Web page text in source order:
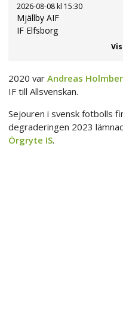
2026-08-08 kl 15:30
Mjällby AIF
IF Elfsborg
2020 var Andreas
IF till Allsvenskan.
Sejouren i svensk fotbolls
degraderingen 2023
Örgryte IS.